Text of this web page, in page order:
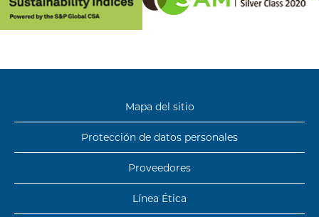
Mapa del sitio
Protección de datos personales
Proveedores
Línea Ética